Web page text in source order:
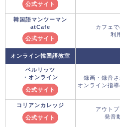
公式サイト
韓国語マンツーマン
atCafe
公式サイト
カフェ
利
オンライン韓国語教室
ベルリッツ
・オンライン
公式サイト
録画・録音
オンライン指
コリアンカレッジ
公式サイト
アウト
発音